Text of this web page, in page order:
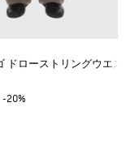
ドローストリングウエス
-20%